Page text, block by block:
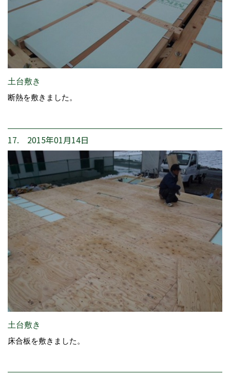
土台敷き
断熱を敷きました。
17. 2015年01月14日
土台敷き
床合板を敷きました。